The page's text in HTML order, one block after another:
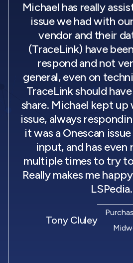
Michael has really
issue we had with
vendor and their
(TraceLink) have
respond and not
general, even on
TraceLink should
share. Michael kept
issue, always
it was a Onescan
input, and has even
multiple times to try
Really makes me
LSPedia.
Tony Cluley